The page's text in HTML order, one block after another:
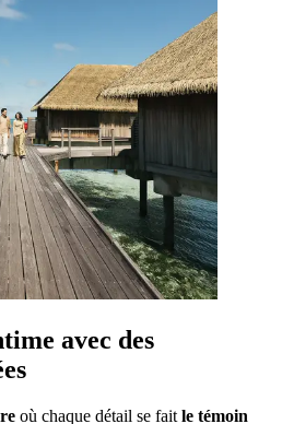
avec des
où chaque détail se fait le témoin